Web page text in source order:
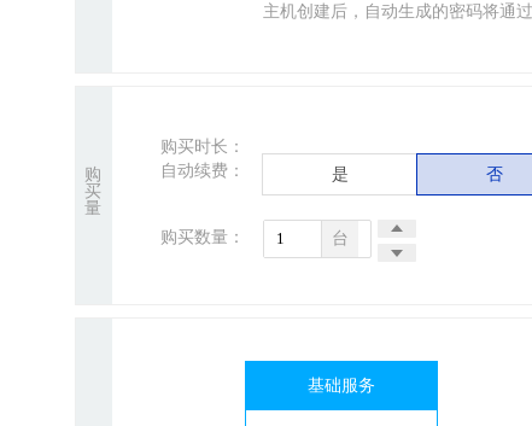
主机创建后，自动生成的密码将通
购
买
量
购买时长：
自动续费：
是 否
购买数量： 台
基础服务